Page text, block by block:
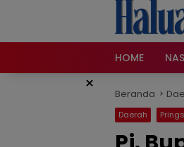
HOME
× Beranda
Daerah